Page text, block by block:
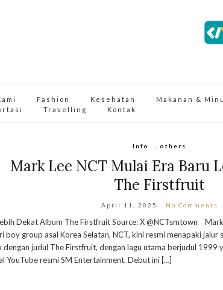
Fashion Kesehatan Makanan &
Travelling Kontak
Info ,others
Mark Lee NCT Mulai Era Baru
The Firstfruit
April 11, 2025 No Comments
Dekat Album The Firstfruit Source: X @NCTsmtown
boy group asal Korea Selatan, NCT, kini resmi menapaki jalur
dengan judul The Firstfruit, dengan lagu utama berjudul 1999
YouTube resmi SM Entertainment. Debut ini […]